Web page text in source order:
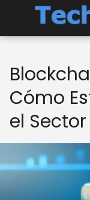
Cómo
el